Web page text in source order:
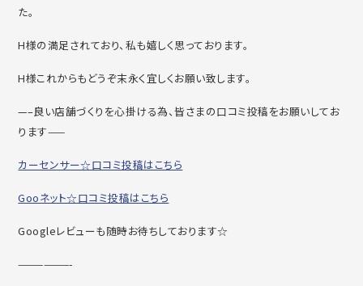
た。
H様の満足されており、私も嬉しく思っております。
H様これからもどうぞ末永く宜しくお願い致します。
—–良い店舗づくりを心掛ける為、皆さまの口コミ投稿をお願いしてお
ります——
カーセンサー☆口コミ投稿はこちら
Gooネット☆口コミ投稿はこちら
Googleレビューも随時お待ちしております☆
——————-